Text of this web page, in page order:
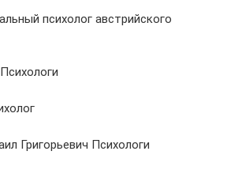
психолог австрийского
Григорьевич Психологи